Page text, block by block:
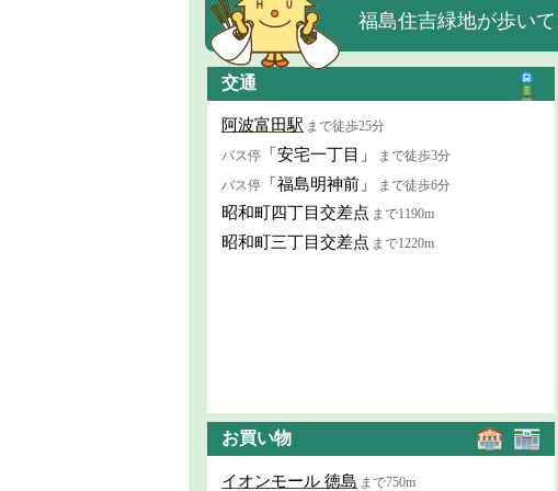
福島住吉緑地が歩い
交通
阿波富田駅 まで徒歩25分
バス停 「安宅一丁目」
まで徒歩3分
バス停 「福島明神前」 まで徒歩6分
昭和町四丁目交差点 まで1190m
昭和町三丁目交差点 まで1220m
お買い物
イオンモール 徳島 まで750m